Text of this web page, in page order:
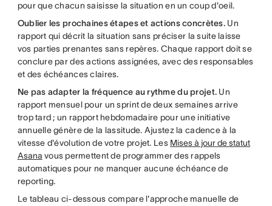
pour que chacun saisisse la situation en un coup d'oeil.
Oublier les prochaines étapes et actions concrètes.Un
rapport qui décrit la situation sans préciser la suite laisse
vos parties prenantes sans repères. Chaque rapport doit se
conclure par des actions assignées, avec des responsables
et des échéances claires.
Ne pas adapter la fréquence au rythme du projet. Un
rapport mensuel pour un sprint de deux semaines arrive
trop tard ; un rapport hebdomadaire pour une initiative
annuelle génère de la lassitude. Ajustez la cadence à la
vitesse d'évolution de votre projet. Les Mises à jour de statut
Asana vous permettent de programmer des rappels
automatiques pour ne manquer aucune échéance de
reporting.
Le tableau ci-dessous compare l'approche manuelle de